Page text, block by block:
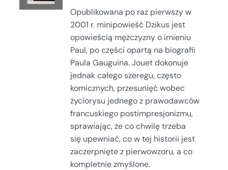
SZCZEGÓŁY
Opublikowana po raz pierwszy w
2001 r. minipowieść Dzikus jest
opowieścią mężczyzny o imieniu
Paul, po części opartą na biografii
Paula Gauguina. Jouet dokonuje
jednak całego szeregu, często
komicznych, przesunięć wobec
życiorysu jednego z prawodawców
francuskiego postimpresjonizmu,
sprawiając, że co chwilę trzeba
się upewniać, co w tej historii jest
zaczerpnięte z pierwowzoru, a co
kompletnie zmyślone.